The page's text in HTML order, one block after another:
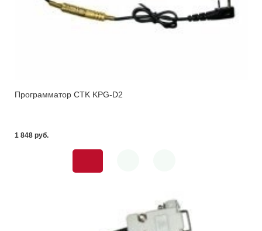
Программатор CTK KPG-D2
1 848 pуб.